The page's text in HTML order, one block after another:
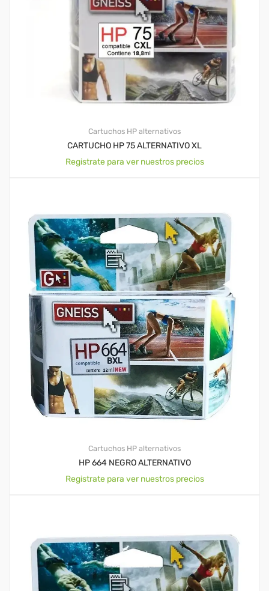
Cartuchos HP alternativos
CARTUCHO HP 75 ALTERNATIVO XL
Registrate para ver nuestros precios
Cartuchos HP alternativos
HP 664 NEGRO ALTERNATIVO
Registrate para ver nuestros precios